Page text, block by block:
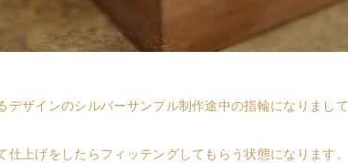
デザインのシルバーサンプル制作途中の指輪になりまして
仕上げをしたらフィッテングしてもらう状態になります。